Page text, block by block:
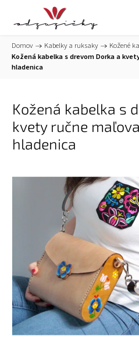
Domov / Kabelky a ruksaky / Kožené
Kožená kabelka s drevom Dorka a
hladenica
Kožená kabelka s
kvety ručne
hladenica